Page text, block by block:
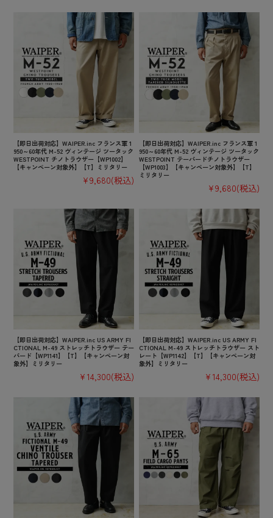
【即日出荷対応】WAIPER.inc フランス軍 1
950～60年代 M-52 ヴィンテージ ツータック
WESTPOINT チノトラウザー【WP1002】
【キャンペーン対象外】【T】ミリタリー
¥9,680(税込)
【即日出荷対応】WAIPER.inc フランス軍 1
950～60年代 M-52 ヴィンテージ ツータック
WESTPOINT テーパードチノトラウザー
【WP1003】【キャンペーン対象外】【T】
ミリタリー
¥9,680(税込)
【即日出荷対応】WAIPER.inc US ARMY FI
CTIONAL M-49 ストレッチトラウザー テー
パード【WP1141】【T】【キャンペーン対
象外】ミリタリー
¥14,300(税込)
【即日出荷対応】WAIPER.inc US ARMY FI
CTIONAL M-49 ストレッチトラウザー スト
レート【WP1142】【T】【キャンペーン対
象外】ミリタリー
¥14,300(税込)